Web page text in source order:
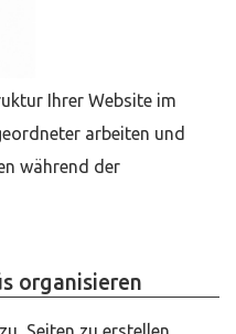
Ihrer Website im
arbeiten und
während der
organisieren